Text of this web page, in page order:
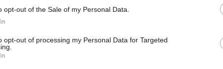
opt-out of the Sale of my Personal Data.
opt-out of processing my Personal Data for Targeted
sui
per
delle